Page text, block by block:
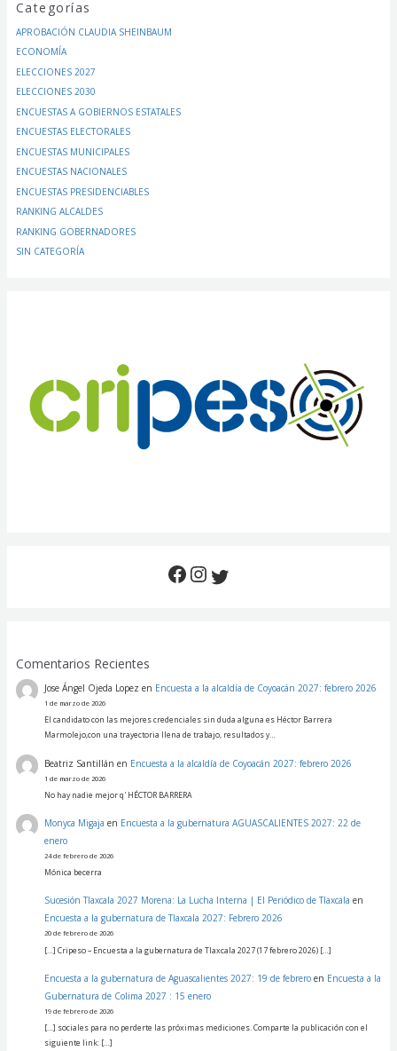
Categorías
APROBACIÓN CLAUDIA SHEINBAUM
ECONOMÍA
ELECCIONES 2027
ELECCIONES 2030
ENCUESTAS A GOBIERNOS ESTATALES
ENCUESTAS ELECTORALES
ENCUESTAS MUNICIPALES
ENCUESTAS NACIONALES
ENCUESTAS PRESIDENCIABLES
RANKING ALCALDES
RANKING GOBERNADORES
SIN CATEGORÍA
Comentarios Recientes
Jose Ángel Ojeda Lopez en Encuesta a la alcaldía de Coyoacán 2027: febrero 2026
1 de marzo de 2026
El candidato con las mejores credenciales sin duda alguna es Héctor Barrera
Marmolejo,con una trayectoria llena de trabajo, resultados y…
Beatriz Santillán en Encuesta a la alcaldía de Coyoacán 2027: febrero 2026
1 de marzo de 2026
No hay nadie mejor q' HÉCTOR BARRERA
Monyca Migaja en Encuesta a la gubernatura AGUASCALIENTES 2027: 22 de
enero
24 de febrero de 2026
Mónica becerra
Sucesión Tlaxcala 2027 Morena: La Lucha Interna | El Periódico de Tlaxcala en
Encuesta a la gubernatura de Tlaxcala 2027: Febrero 2026
20 de febrero de 2026
[…] Cripeso – Encuesta a la gubernatura de Tlaxcala 2027 (17 febrero 2026) […]
Encuesta a la gubernatura de Aguascalientes 2027: 19 de febrero en Encuesta a la
Gubernatura de Colima 2027 : 15 enero
19 de febrero de 2026
[…] sociales para no perderte las próximas mediciones. Comparte la publicación con el
siguiente link: […]